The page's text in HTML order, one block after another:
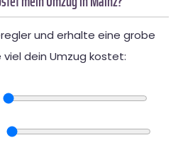
und erhalte eine grobe
viel dein Umzug kostet: